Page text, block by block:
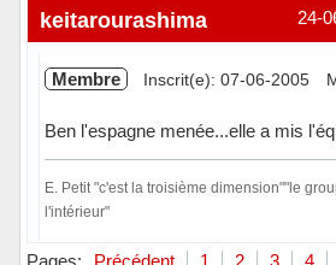
Hors ligne 24-
keitarourashima
Membre Inscrit(e): 07-06-2005
Ben l'espagne menée...elle a mis
E. Petit "c'est la troisième dimension""le
l'intérieur"
Hors ligne